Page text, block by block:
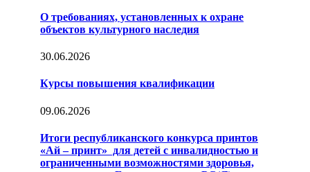
О требованиях, установленных к охране
объектов культурного наследия
30.06.2026
Курсы повышения квалификации
09.06.2026
Итоги республиканского конкурса принтов
«Ай – принт» для детей с инвалидностью и
ограниченными возможностями здоровья,